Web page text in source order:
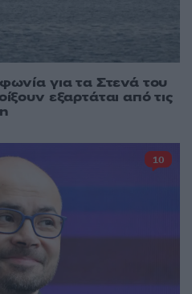
για τα Στενά του
εξαρτάται από τις
10